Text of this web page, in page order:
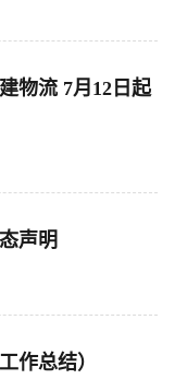
物流 7月12日起
声明
作总结）